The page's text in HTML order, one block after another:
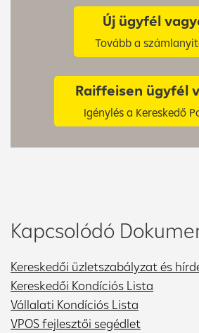
Új ügyfél
Tovább a
Raiffeisen ügyfél
Igénylés a Kereskedő
Kapcsolódó
Kereskedői üzletszabályzat és
Kereskedői Kondíciós Lista
Vállalati Kondíciós Lista
VPOS fejlesztői segédlet